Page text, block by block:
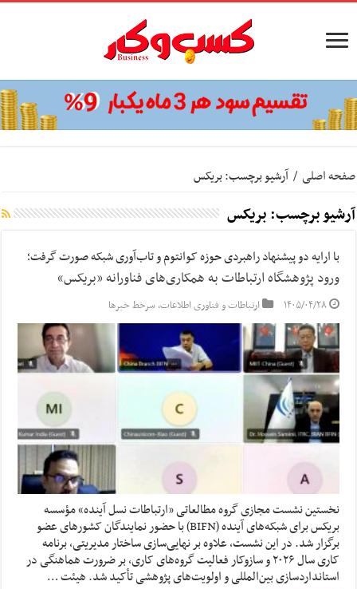
صفحه اصلی / آرشیو برچسب: بریکس
آرشیو برچسب:بریکس
با ارایه دو پیشنهاد راهبردی حوزه کوانتوم و تاب‌آوری شبکه صورت گرفت؛
ورود پژوهشگاه ارتباطات به همکاری‌های فناورانه «بریکس»
۱۴۰۵/۰۴/۲۸ ارتباطات و فناوری اطلاعات,سرخط خبرها
نخستین نشست مجازی گروه مطالعاتی «ارتباطات نسل آینده» مؤسسه
بریکس برای شبکه‌های آینده (BIFN) با حضور نمایندگان کشورهای عضو
برگزار شد. در این نشست، علاوه بر نهایی‌سازی ساختار مدیریتی، برنامه
کاری سال ۲۰۲۶ و سازوکار فعالیت گروه‌های کاری، بر ضرورت هماهنگی در
استانداردسازی بین‌المللی و اولویت‌های پژوهشی تأکید شد. هیئت …